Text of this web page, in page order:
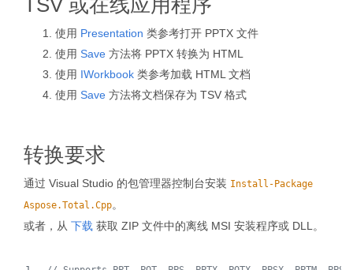
TSV 或在线应用程序
使用 Presentation 类参考打开 PPTX 文件
使用 Save 方法将 PPTX 转换为 HTML
使用 IWorkbook 类参考加载 HTML 文档
使用 Save 方法将文档保存为 TSV 格式
转换要求
通过 Visual Studio 的包管理器控制台安装 Install-Package
Aspose.Total.Cpp。
或者，从 下载 获取 ZIP 文件中的离线 MSI 安装程序或 DLL。